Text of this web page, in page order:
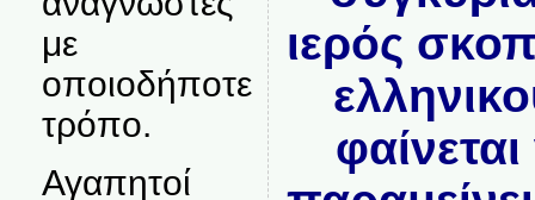
με
οποιοδήποτε
τρόπο.
Αγαπητοί
ιερός